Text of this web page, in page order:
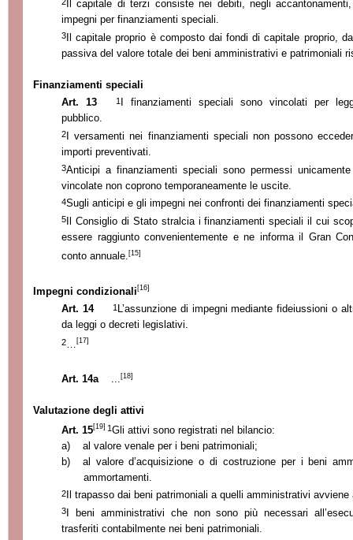
Il capitale di terzi consiste nei debiti, negli
impegni per finanziamenti speciali.
3Il capitale proprio è composto dai fondi di capitale proprio,
passiva del valore totale dei beni amministrativi e patrimoniali
Finanziamenti speciali
Art. 13
1I finanziamenti speciali sono vincolati per
pubblico.
2
I versamenti nei finanziamenti speciali non possono
importi preventivati.
3Anticipi a finanziamenti speciali sono permessi
vincolate non coprono temporaneamente le uscite.
4Sugli anticipi e gli impegni nei confronti dei finanziamenti
5
Il Consiglio di Stato stralcia i finanziamenti speciali il cui
essere raggiunto convenientemente e ne informa il Gran
conto annuale. [15]
Impegni condizionali[16]
Art. 14 1L’assunzione di impegni mediante fideiussioni o
da leggi o decreti legislativi.
2 [17]
Art. 14a ...[18]
Valutazione degli attivi
Art. 15[19] 1Gli attivi sono registrati nel bilancio:
a)
al valore venale per i beni patrimoniali;
b)
al valore d’acquisizione o di costruzione per i beni
ammortamenti.
2 Il trapasso dai beni patrimoniali a quelli amministrativi
3
I beni amministrativi che non sono più necessari
trasferiti contabilmente nei beni patrimoniali.